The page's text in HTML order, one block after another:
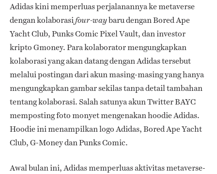
Adidas kini memperluas perjalanannya ke metaverse
dengan kolaborasi four-waybaru dengan Bored Ape
Yacht Club, Punks Comic Pixel Vault, dan investor
kripto Gmoney. Para kolaborator mengungkapkan
kolaborasi yang akan datang dengan Adidas tersebut
melalui postingan dari akun masing-masing yang hanya
mengungkapkan gambar sekilas tanpa detail tambahan
tentang kolaborasi. Salah satunya akun Twitter BAYC
memposting foto monyet mengenakan hoodie Adidas.
Hoodie ini menampilkan logo Adidas, Bored Ape Yacht
Club, G-Money dan Punks Comic.
Awal bulan ini, Adidas memperluas aktivitas metaverse-